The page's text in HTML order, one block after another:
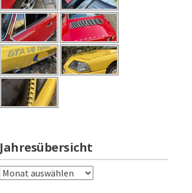
Jahresübersicht
Jahresübersicht